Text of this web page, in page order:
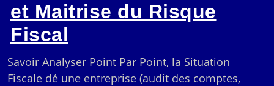
et Maitrise du Risque
Fiscal
Savoir Analyser Point Par Point, la Situation
Fiscale dé une entreprise (audit des comptes,